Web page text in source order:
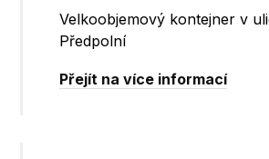
Velkoobjemový kontejner v
Předpolní
Přejít na více informací